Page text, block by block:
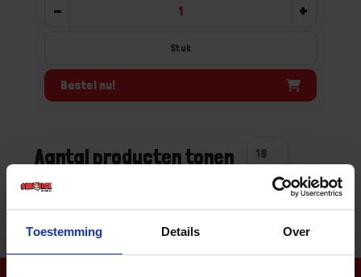
Toestemming Details Over
- +
Stuk
Bestel nu!
Aantal producten tonen